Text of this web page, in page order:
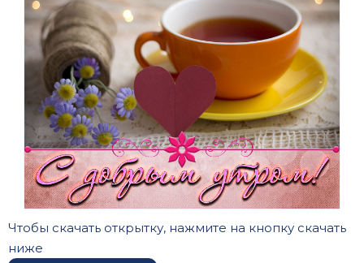
Чтобы скачать открытку, нажмите на кнопку скачать
ниже